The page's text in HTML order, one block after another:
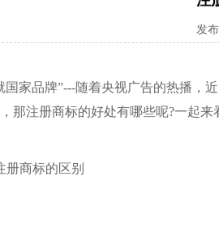
发
国家品牌”---随着央视广告的热播，
那注册商标的好处有哪些呢?一起
册商标的区别